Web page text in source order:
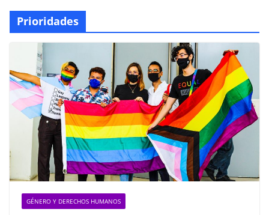
Prioridades
GÉNERO Y DERECHOS HUMANOS